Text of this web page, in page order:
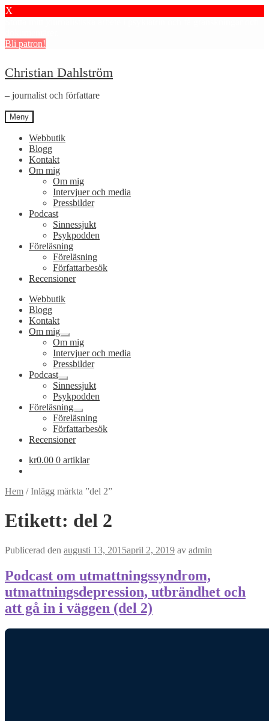
X
Bli patron!
Hoppa
till
navigering
Hoppa
till
innehåll
Christian Dahlström
– journalist och författare
Meny
Webbutik
Blogg
Kontakt
Om mig
Om mig
Intervjuer och media
Pressbilder
Podcast
Sinnessjukt
Psykpodden
Föreläsning
Föreläsning
Författarbesök
Recensioner
Webbutik
Blogg
Kontakt
Om mig
Expandera
undermeny
Om mig
Intervjuer och media
Pressbilder
Podcast
Expandera
undermeny
Sinnessjukt
Psykpodden
Föreläsning
Expandera
undermeny
Föreläsning
Författarbesök
Recensioner
kr0.00 0 artiklar
Hem /Inlägg märkta ”del 2”
Etikett: del 2
Publicerad den augusti 13, 2015april 2, 2019 av admin
Podcast om utmattningssyndrom,
utmattningsdepression, utbrändhet och
att gå in i väggen (del 2)